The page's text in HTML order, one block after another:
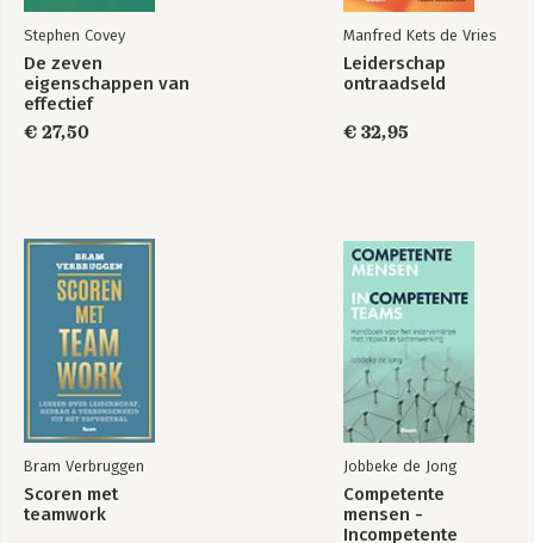
Stephen Covey
De zeven
eigenschappen van
effectief
leiderschap
€ 27,50
Manfred Kets de Vries
Leiderschap
ontraadseld
€ 32,95
Bram Verbruggen
Scoren met
teamwork
Jobbeke de Jong
Competente
mensen -
Incompetente